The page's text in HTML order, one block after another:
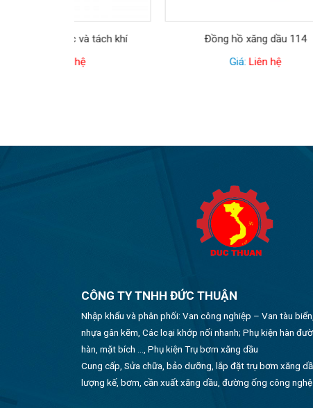
Đồng hồ xăng dầu 114
CÔNG TY TNHH ĐỨC THUẬN
Nhập khẩu và phân phối: Van công nghiệp – Van tàu
nhựa gân kẽm, Các loại khớp nối nhanh; Phụ kiện hàn
hàn, mặt bích …, Phụ kiện Trụ bơm xăng dầu
Cung cấp, Sửa chữa, bảo dưỡng, lắp đặt trụ bơm xăng
lượng kế, bơm, cần xuất xăng dầu, đường ống công